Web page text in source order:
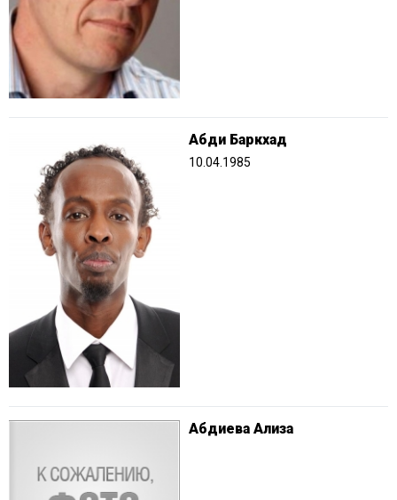
Абди Баркхад
10.04.1985
Абдиева Ализа